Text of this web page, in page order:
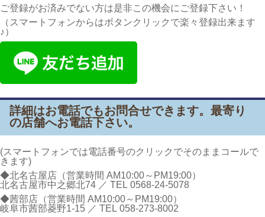
ご登録がお済みでない方は是非この機会にご登録下さい！
（スマートフォンからはボタンクリックで楽々登録出来ます
♪）
詳細はお電話でもお問合せできます。最寄り
の店舗へお電話下さい。
(スマートフォンでは電話番号のクリックでそのままコールで
きます)
◆北名古屋店（営業時間 AM10:00～PM19:00）
北名古屋市中之郷北74 ／ TEL 0568-24-5078
◆茜部店（営業時間 AM10:00～PM19:00）
岐阜市茜部菱野1-15 ／ TEL 058-273-8002